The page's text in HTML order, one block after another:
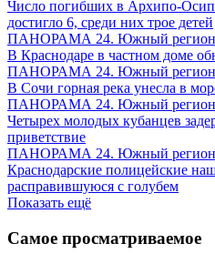
Число погибших в Архипо-
достигло 6, среди них трое детей
ПАНОРАМА 24. Южный регион
В Краснодаре в частном доме
ПАНОРАМА 24. Южный регион
В Сочи горная река унесла в
ПАНОРАМА 24. Южный регион
Четырех молодых кубанцев
приветствие
ПАНОРАМА 24. Южный регион
Краснодарские полицейские
расправившуюся с голубем
Показать ещё
Самое просматриваемое